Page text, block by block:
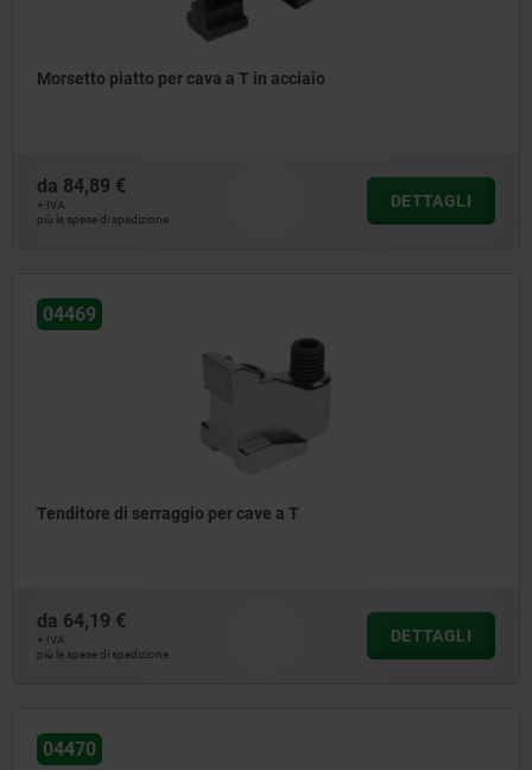
Morsetto piatto per cava a T in acciaio
da 84,89 €
+ IVA
più le spese di spedizione
DETTAGLI
04469
Tenditore di serraggio per cave a T
da 64,19 €
+ IVA
più le spese di spedizione
DETTAGLI
04470